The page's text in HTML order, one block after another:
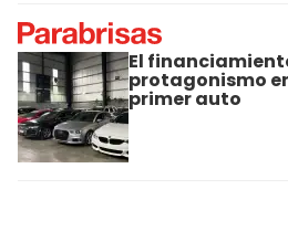
El
protagonismo
primer auto